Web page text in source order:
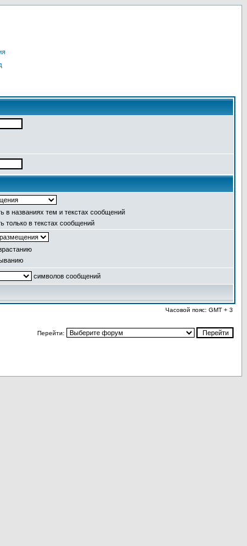
в названиях тем и текстах сообщений
только в текстах сообщений
символов сообщений
Часовой пояс: GMT + 3
Перейти: